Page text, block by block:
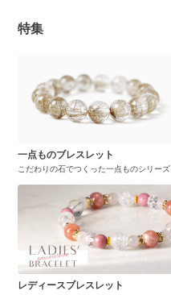
特集
一点ものブレスレット
こだわりの石でつくった一点ものシリーズ
レディースブレスレット